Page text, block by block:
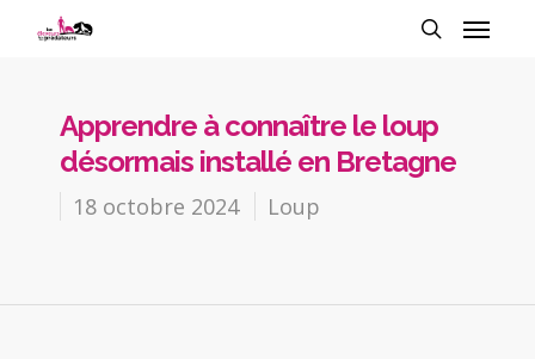
Apprendre à connaître le loup
désormais installé en Bretagne
18 octobre 2024 Loup